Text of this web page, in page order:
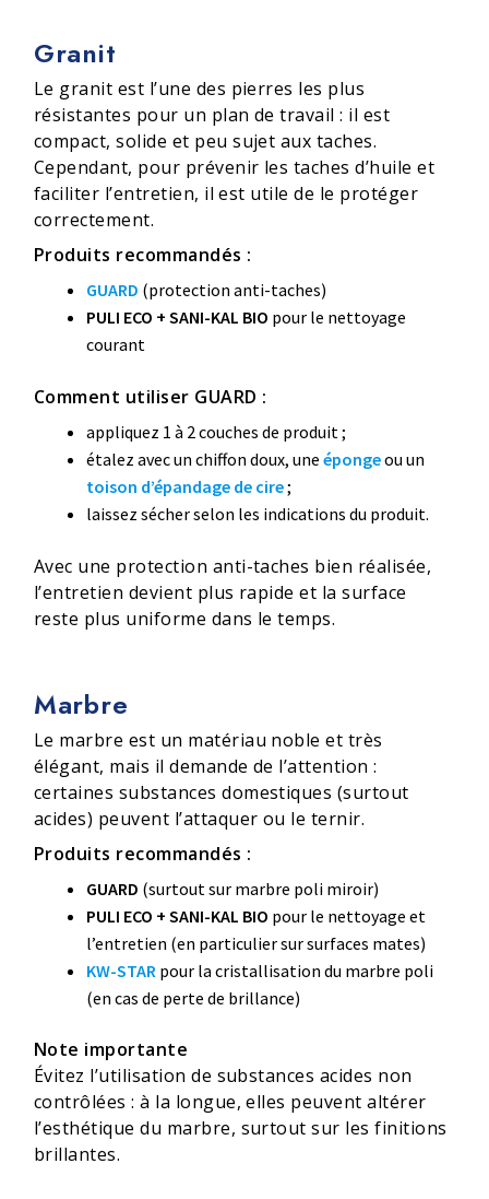
Granit
Le granit est l’une des pierres les plus
résistantes pour un plan de travail : il est
compact, solide et peu sujet aux taches.
Cependant, pour prévenir les taches d’huile et
faciliter l’entretien, il est utile de le protéger
correctement.
Produits recommandés :
GUARD (protection anti-taches)
PULI ECO + SANI-KAL BIO pour le nettoyage
courant
Comment utiliser GUARD :
appliquez 1 à 2 couches de produit ;
étalez avec un chiffon doux, une épongeou un
toison d’épandage de cire;
laissez sécher selon les indications du produit.
Avec une protection anti-taches bien réalisée,
l’entretien devient plus rapide et la surface
reste plus uniforme dans le temps.
Marbre
Le marbre est un matériau noble et très
élégant, mais il demande de l’attention :
certaines substances domestiques (surtout
acides) peuvent l’attaquer ou le ternir.
Produits recommandés :
GUARD (surtout sur marbre poli miroir)
PULI ECO + SANI-KAL BIO pour le nettoyage et
l’entretien (en particulier sur surfaces mates)
KW-STAR pour la cristallisation du marbre poli
(en cas de perte de brillance)
Note importante
Évitez l’utilisation de substances acides non
contrôlées : à la longue, elles peuvent altérer
l’esthétique du marbre, surtout sur les finitions
brillantes.